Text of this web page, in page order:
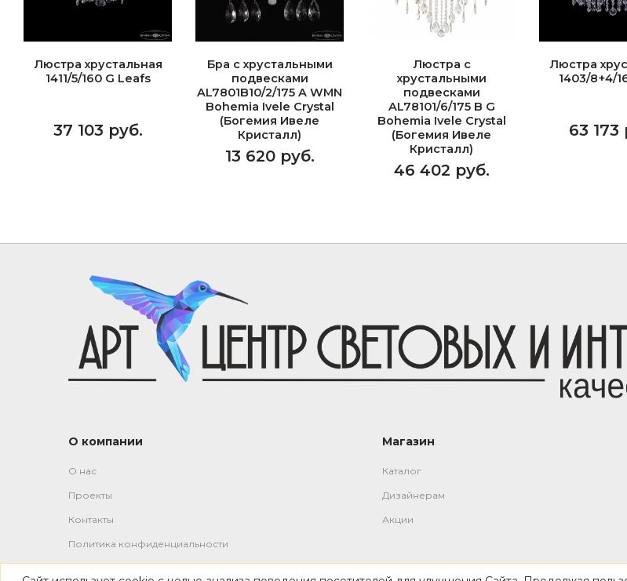
Люстра хрустальная
1411/5/160 G Leafs
37 103 руб.
Бра с хрустальными
подвесками
AL7801B10/2/175 A WMN
Bohemia Ivele Crystal
(Богемия Ивеле
Кристалл)
13 620 руб.
Люстра с
хрустальными
подвесками
AL78101/6/175 B G
Bohemia Ivele Crystal
(Богемия Ивеле
Кристалл)
46 402 руб.
Люстра
1403/8+4/
63 173
О компании
О нас
Проекты
Контакты
Политика конфиденциальности
Магазин
Каталог
Дизайнерам
Акции